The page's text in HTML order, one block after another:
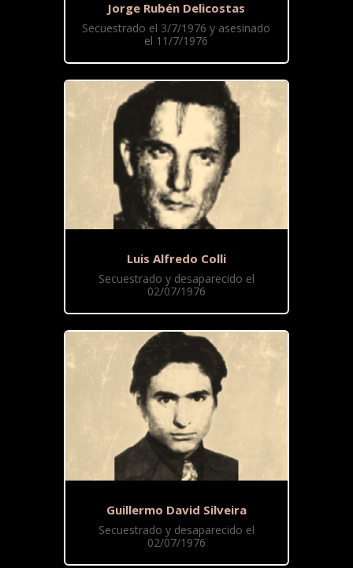
Jorge Rubén Delicostas
Secuestrado el 3/7/1976 y asesinado
el 11/7/1976
Luis Alfredo Colli
Secuestrado y desaparecido el
02/07/1976
Guillermo David Silveira
Secuestrado y desaparecido el
02/07/1976